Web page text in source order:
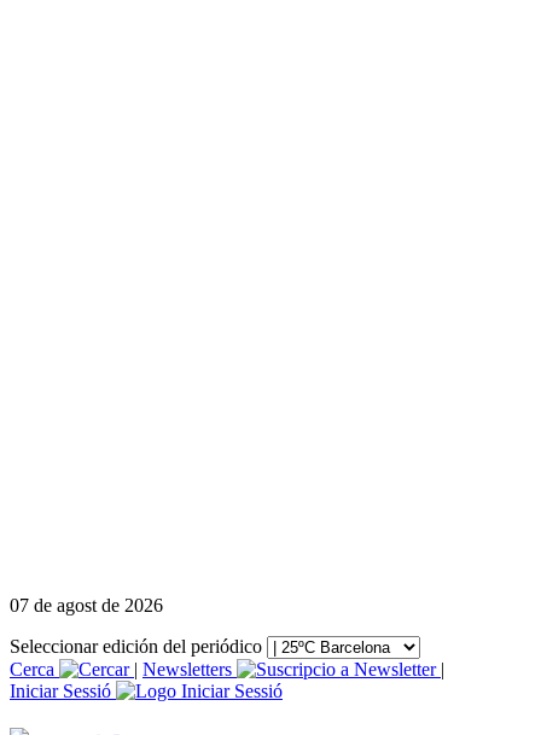
07 de agost de 2026
Seleccionar edición del periódico
Cerca
| Newsletters
|
Iniciar Sessió